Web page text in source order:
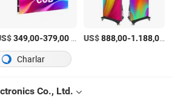
349,00-379,00/Pieza US$888,00-1.188,00 /
Charlar
Co., Ltd.